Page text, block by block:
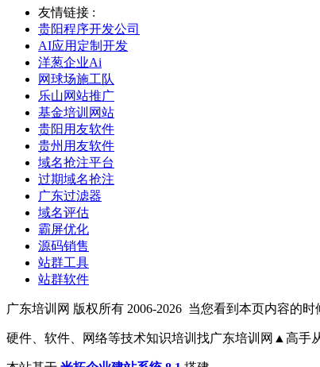
友情链接 :
贵阳程序开发公司
AI应用定制开发
洋葱企业Ai
网球场施工队
乐山网站推广
基金培训网站
贵阳用友软件
贵州用友软件
域名抢注平台
过期域名抢注
广东过滤器
域名评估
霸屏优化
源码销售
站群工具
站群软件
广东培训网 版权所有 2006-2026 当您看到本页内容的时
硬件、软件、网络等技术知识培训找广东培训网▲高手